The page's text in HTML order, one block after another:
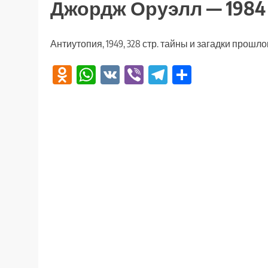
Джордж Оруэлл — 1984
Антиутопия, 1949, 328 стр. тайны и загадки
Odnoklassniki
WhatsApp
VK ViberTelegram